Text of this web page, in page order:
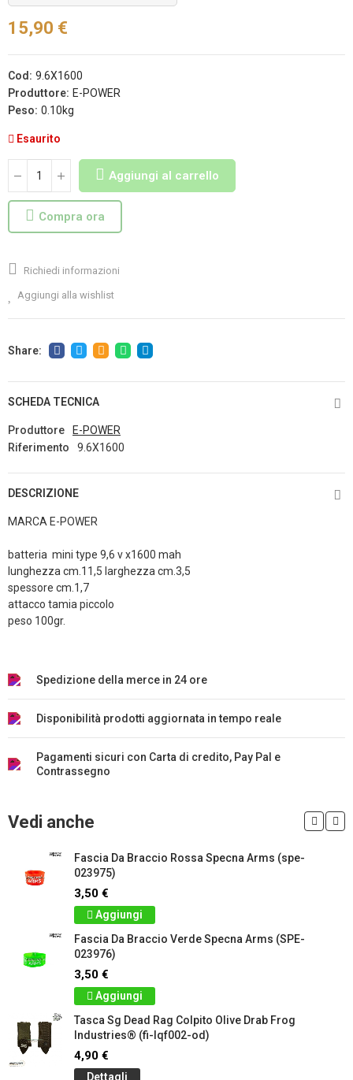
15,90 €
Cod: 9.6X1600
Produttore: E-POWER
Peso: 0.10kg
Esaurito
Aggiungi al carrello
Compra ora
Richiedi informazioni
Aggiungi alla wishlist
SCHEDA TECNICA
Produttore
E-POWER
Riferimento
9.6X1600
DESCRIZIONE
MARCA E-POWER
batteria mini type 9,6 v x1600 mah
lunghezza cm.11,5 larghezza cm.3,5
spessore cm.1,7
attacco tamia piccolo
peso 100gr.
Spedizione della merce in 24 ore
Disponibilità prodotti aggiornata in tempo reale
Pagamenti sicuri con Carta di credito, Pay Pal e
Contrassegno
Vedi anche
Fascia Da Braccio Rossa Specna Arms (spe-
023975)
3,50 €
Aggiungi
Fascia Da Braccio Verde Specna Arms (SPE-
023976)
3,50 €
Aggiungi
Tasca Sg Dead Rag Colpito Olive Drab Frog
Industries® (fi-lqf002-od)
4,90 €
Dettagli